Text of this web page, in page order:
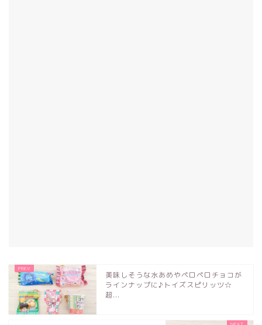
美味しそうな水あめやペロペロチョコが
ラインナップに♪トイズスピリッツ☆
超...